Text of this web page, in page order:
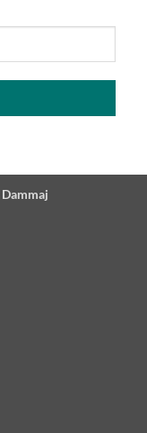
Dammaj